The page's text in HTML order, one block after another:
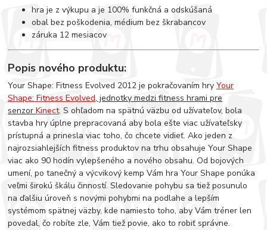
hra je z výkupu a je 100% funkčná a odskúšaná
obal bez poškodenia, médium bez škrabancov
záruka 12 mesiacov
Popis nového produktu:
Your Shape: Fitness Evolved 2012 je pokračovaním hryYour
Shape: Fitness Evolved, jednotky medzi fitness hrami pre
senzorKinect. S ohľadom na spätnú väzbu od užívateľov, bola
stavba hry úplne prepracovaná aby bola ešte viac užívateľsky
prístupná a prinesla viac toho, čo chcete vidieť. Ako jeden z
najrozsiahlejších fitness produktov na trhu obsahuje Your Shape
viac ako 90 hodín vylepšeného a nového obsahu. Od bojových
umení, po tanečný a výcvikový kemp Vám hra Your Shape ponúka
veľmi širokú škálu činností. Sledovanie pohybu sa tiež posunulo
na ďalšiu úroveň s novými pohybmi na podlahe a lepším
systémom spätnej väzby, kde namiesto toho, aby Vám tréner len
povedal, čo robíte zle, Vám tiež povie, ako to robiť správne.